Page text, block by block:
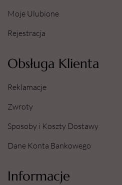
Moje Ulubione
Rejestracja
Obsługa Klienta
Reklamacje
Zwroty
Sposoby i Koszty Dostawy
Dane Konta Bankowego
Informacje